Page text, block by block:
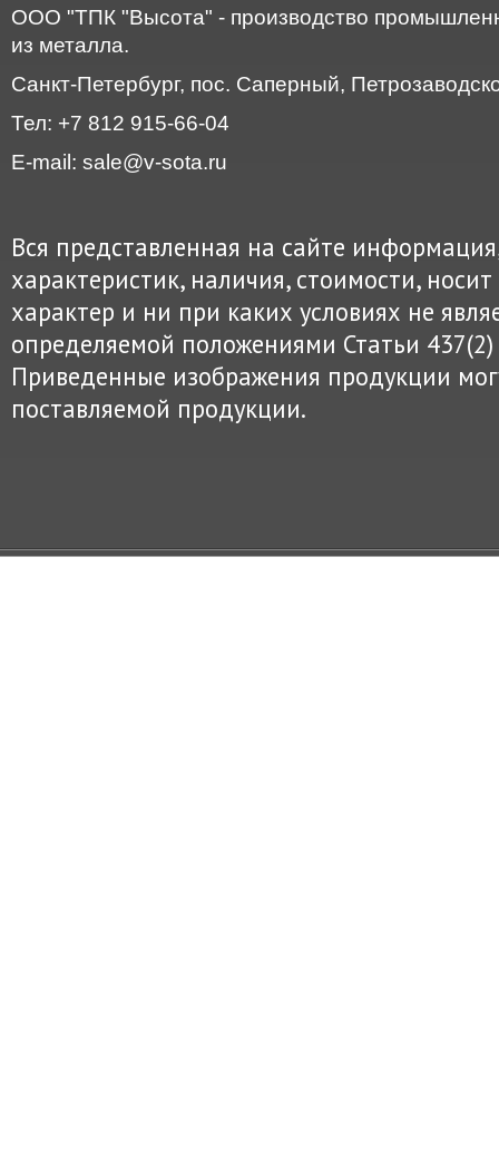
ООО "ТПК "Высота" - производство
из металла.
Санкт-Петербург, пос. Саперный,
Тел: +7 812 915-66-04
E-mail: sale@v-sota.ru
Вся представленная на сайте
характеристик, наличия, стоимости,
характер и ни при каких условиях не
определяемой положениями Статьи
Приведенные изображения продукции
поставляемой продукции.